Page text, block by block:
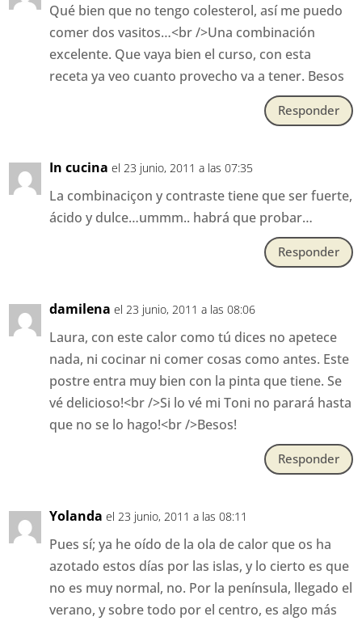
Qué bien que no tengo colesterol, así me puedo
comer dos vasitos…<br />Una combinación
excelente. Que vaya bien el curso, con esta
receta ya veo cuanto provecho va a tener. Besos
Responder
In cucina el 23 junio, 2011 a las 07:35
La combinaciçon y contraste tiene que ser fuerte,
ácido y dulce…ummm.. habrá que probar…
Responder
damilena el 23 junio, 2011 a las 08:06
Laura, con este calor como tú dices no apetece
nada, ni cocinar ni comer cosas como antes. Este
postre entra muy bien con la pinta que tiene. Se
vé delicioso!<br />Si lo vé mi Toni no parará hasta
que no se lo hago!<br />Besos!
Responder
Yolanda el 23 junio, 2011 a las 08:11
Pues sí; ya he oído de la ola de calor que os ha
azotado estos días por las islas, y lo cierto es que
no es muy normal, no. Por la península, llegado el
verano, y sobre todo por el centro, es algo más